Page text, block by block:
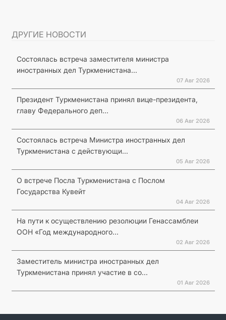
ДРУГИЕ НОВОСТИ
Состоялась встреча заместителя министра
иностранных дел Туркменистана...
07 Авг 2026
Президент Туркменистана принял вице-президента,
главу Федерального деп...
06 Авг 2026
Состоялась встреча Министра иностранных дел
Туркменистана с действующи...
05 Авг 2026
О встрече Посла Туркменистана с Послом
Государства Кувейт
04 Авг 2026
На пути к осуществлению резолюции Генассамблеи
ООН «Год международного...
02 Авг 2026
Заместитель министра иностранных дел
Туркменистана принял участие в со...
01 Авг 2026